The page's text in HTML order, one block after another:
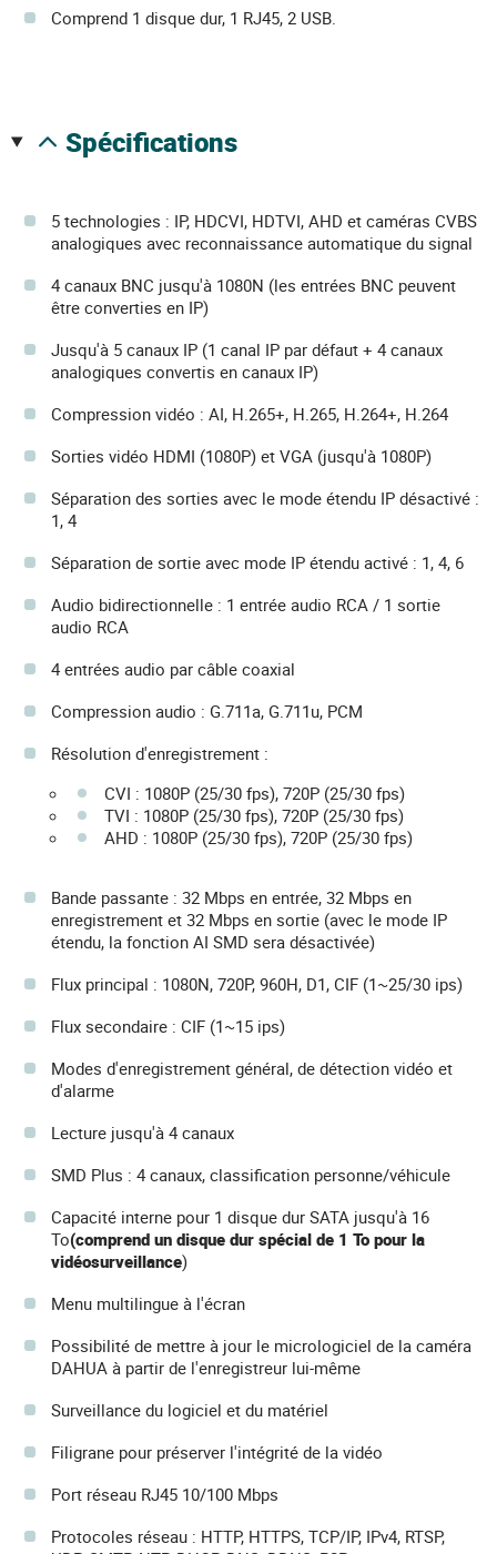
Comprend 1 disque dur, 1 RJ45, 2 USB.
spécifications
5 technologies : IP, HDCVI, HDTVI, AHD et caméras CVBS
analogiques avec reconnaissance automatique du signal
4 canaux BNC jusqu'à 1080N (les entrées BNC peuvent
être converties en IP)
Jusqu'à 5 canaux IP (1 canal IP par défaut + 4 canaux
analogiques convertis en canaux IP)
Compression vidéo : AI, H.265+, H.265, H.264+, H.264
Sorties vidéo HDMI (1080P) et VGA (jusqu'à 1080P)
Séparation des sorties avec le mode étendu IP désactivé :
1, 4
Séparation de sortie avec mode IP étendu activé : 1, 4, 6
Audio bidirectionnelle : 1 entrée audio RCA / 1 sortie
audio RCA
4 entrées audio par câble coaxial
Compression audio : G.711a, G.711u, PCM
Résolution d'enregistrement :
CVI : 1080P (25/30 fps), 720P (25/30 fps)
TVI : 1080P (25/30 fps), 720P (25/30 fps)
AHD : 1080P (25/30 fps), 720P (25/30 fps)
Bande passante : 32 Mbps en entrée, 32 Mbps en
enregistrement et 32 Mbps en sortie (avec le mode IP
étendu, la fonction AI SMD sera désactivée)
Flux principal : 1080N, 720P, 960H, D1, CIF (1~25/30 ips)
Flux secondaire : CIF (1~15 ips)
Modes d'enregistrement général, de détection vidéo et
d'alarme
Lecture jusqu'à 4 canaux
SMD Plus : 4 canaux, classification personne/véhicule
Capacité interne pour 1 disque dur SATA jusqu'à 16
To(comprend un disque dur spécial de 1 To pour la
vidéosurveillance)
Menu multilingue à l'écran
Possibilité de mettre à jour le micrologiciel de la caméra
DAHUA à partir de l'enregistreur lui-même
Surveillance du logiciel et du matériel
Filigrane pour préserver l'intégrité de la vidéo
Port réseau RJ45 10/100 Mbps
Protocoles réseau : HTTP, HTTPS, TCP/IP, IPv4, RTSP,